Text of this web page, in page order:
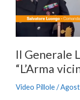
Il Generale
“L’Arma
Video Pillole/
comunità”